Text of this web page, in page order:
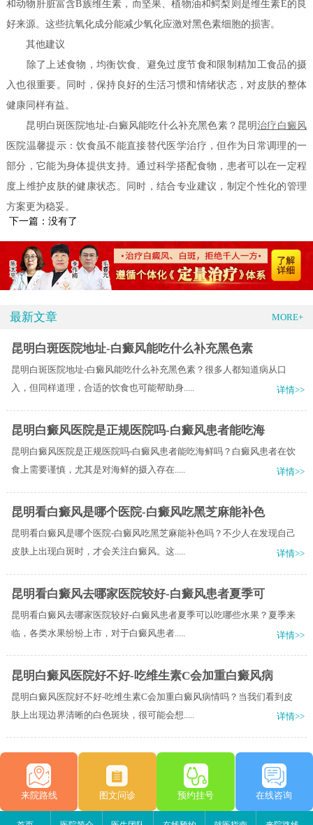
和动物肝脏富含B族维生素，而坚果、植物油和鳄梨则是维生素E的良
好来源。这些抗氧化成分能减少氧化应激对黑色素细胞的损害。
其他建议
除了上述食物，均衡饮食、避免过度节食和限制精加工食品的摄
入也很重要。同时，保持良好的生活习惯和情绪状态，对皮肤的整体
健康同样有益。
昆明白斑医院地址-白癜风能吃什么补充黑色素？昆明治疗白癜风
医院温馨提示：饮食虽不能直接替代医学治疗，但作为日常调理的一
部分，它能为身体提供支持。通过科学搭配食物，患者可以在一定程
度上维护皮肤的健康状态。同时，结合专业建议，制定个性化的管理
方案更为稳妥。
下一篇：没有了
最新文章 MORE+
昆明白斑医院地址-白癜风能吃什么补充黑色素
昆明白斑医院地址-白癜风能吃什么补充黑色素？很多人都知道病从口
入，但同样道理，合适的饮食也可能帮助身.....
详情>>
昆明白癜风医院是正规医院吗-白癜风患者能吃海
昆明白癜风医院是正规医院吗-白癜风患者能吃海鲜吗？白癜风患者在饮
食上需要谨慎，尤其是对海鲜的摄入存在.....
详情>>
昆明看白癜风是哪个医院-白癜风吃黑芝麻能补色
昆明看白癜风是哪个医院-白癜风吃黑芝麻能补色吗？不少人在发现自己
皮肤上出现白斑时，才会关注白癜风。这.....
详情>>
昆明看白癜风去哪家医院较好-白癜风患者夏季可
昆明看白癜风去哪家医院较好-白癜风患者夏季可以吃哪些水果？夏季来
临，各类水果纷纷上市，对于白癜风患者.....
详情>>
昆明白癜风医院好不好-吃维生素C会加重白癜风病
昆明白癜风医院好不好-吃维生素C会加重白癜风病情吗？当我们看到皮
肤上出现边界清晰的白色斑块，很可能会想.....
详情>>
来院路线 图文问诊 预约挂号 在线咨询